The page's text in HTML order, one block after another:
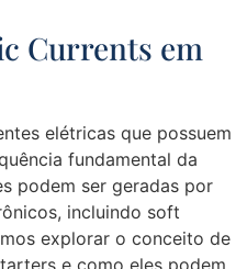
Currents em
elétricas que possuem
fundamental da
podem ser geradas por
incluindo soft
explorar o conceito de
e como eles podem